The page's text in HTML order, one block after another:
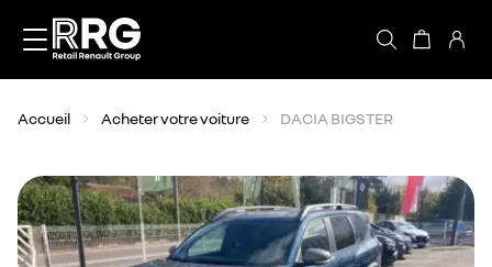
Accueil Acheter votre voiture DACIA BIGSTER